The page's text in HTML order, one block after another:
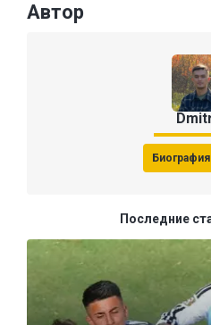
Автор
Последние